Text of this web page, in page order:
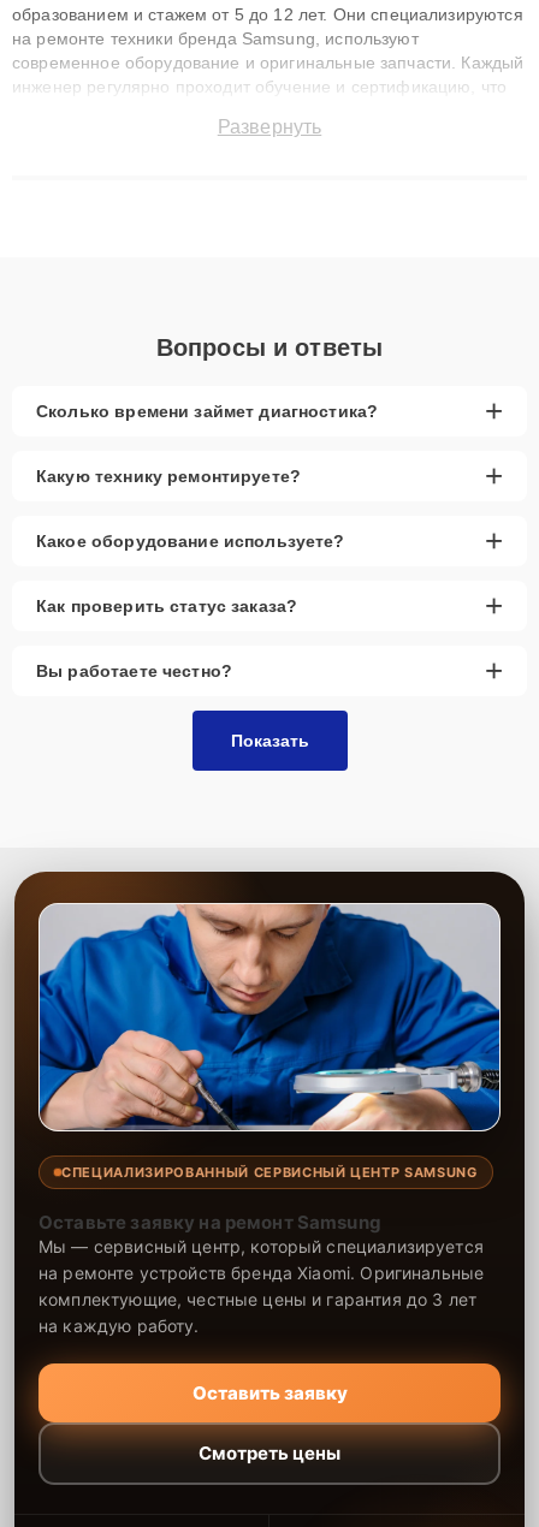
образованием и стажем от 5 до 12 лет. Они специализируются
на ремонте техники бренда Samsung, используют
современное оборудование и оригинальные запчасти. Каждый
инженер регулярно проходит обучение и сертификацию, что
восстанавливать технику с сохранением гарантии до 3 лет.
Развернуть
Вопросы и ответы
Сколько времени займет диагностика? +
Какую технику ремонтируете? +
Какое оборудование используете? +
Как проверить статус заказа? +
Вы работаете честно? +
Показать
СПЕЦИАЛИЗИРОВАННЫЙ СЕРВИСНЫЙ ЦЕНТР SAMSUNG
Оставьте заявку на ремонт Samsung
Мы — сервисный центр, который специализируется
на ремонте устройств бренда Xiaomi. Оригинальные
комплектующие, честные цены и гарантия до 3 лет
на каждую работу.
Оставить заявку
Смотреть цены